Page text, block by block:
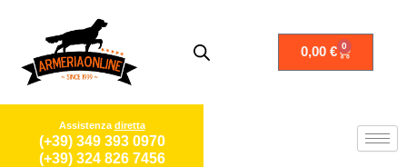
contenuto
0,00€ 0
Carrello
Assistenza diretta
(+39) 349 393 0970
(+39) 324 826 7456